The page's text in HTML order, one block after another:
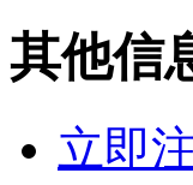
其他信
立即